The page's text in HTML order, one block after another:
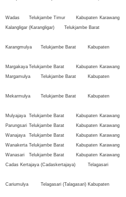
Wadas Telukjambe Timur Kabupaten Karawang
Kalangligar (Karangligar)
Telukjambe Barat
Karangmulya Telukjambe Barat
Kabupaten
Margakaya Telukjambe Barat Kabupaten Karawang
Margamulya Telukjambe Barat
Kabupaten
Mekarmulya Telukjambe Barat
Kabupaten
Mulyajaya Telukjambe Barat Kabupaten Karawang
Parungsari Telukjambe Barat Kabupaten Karawang
Wanajaya Telukjambe Barat Kabupaten Karawang
Wanakerta Telukjambe Barat Kabupaten Karawang
Wanasari Telukjambe Barat Kabupaten Karawang
Cadas Kertajaya (Cadaskertajaya)
Telagasari
Cariumulya Telagasari (Talagasari) Kabupaten